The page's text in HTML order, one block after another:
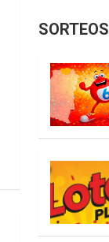
b
o
k
i
t
t
e
r
SORTEOS